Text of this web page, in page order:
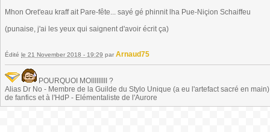
Mhon Oret'eau kraff ait Pare-fête... sayé gé phinnit lha Pue-Niçion Schaiffeu
(punaise, j'ai les yeux qui saignent d'avoir écrit ça)
Édité le 21 November 2018 - 19:29 par Arnaud75
POURQUOI MOIIIIIIIII ?
Alias Dr No - Membre de la Guilde du Stylo Unique (a eu l'artefact sacré en
de fanfics et à l'HdP - Elémentaliste de l'Aurore